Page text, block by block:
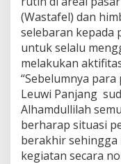
(Wastafel) dan
selebaran kepada
untuk selalu
melakukan
“Sebelumnya
Leuwi Panjang
Alhamdullilah
berharap situasi
berakhir sehingga
kegiatan secara